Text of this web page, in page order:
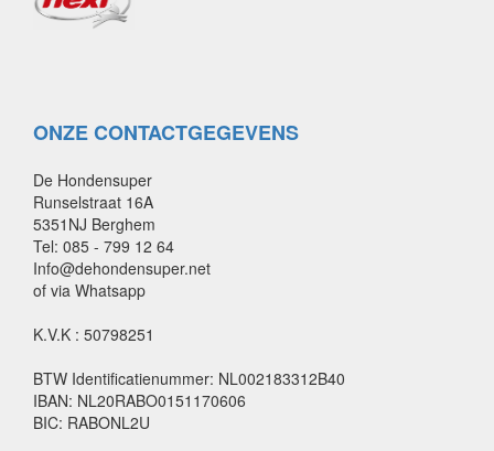
ONZE CONTACTGEGEVENS
De Hondensuper
Runselstraat 16A
5351NJ Berghem
Tel: 085 - 799 12 64
Info@dehondensuper.net
of via Whatsapp
K.V.K : 50798251
BTW Identificatienummer: NL002183312B40
IBAN: NL20RABO0151170606
BIC: RABONL2U